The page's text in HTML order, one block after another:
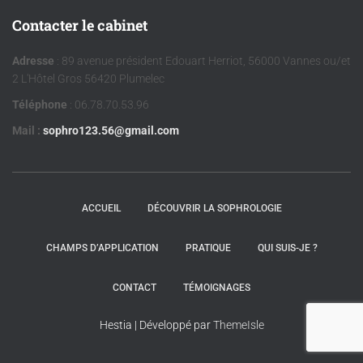
Contacter le cabinet
Adresse : 89 avenue président Edouart Herriot, 56000 Vannes ou/et
2 L'Hôtel Gros 56420 Plumelec
Téléphone : 06.78.70.53.96
Mail : sophro123.56@gmail.com
ACCUEIL DÉCOUVRIR LA SOPHROLOGIE
CHAMPS D’APPLICATION PRATIQUE QUI SUIS-JE ?
CONTACT TÉMOIGNAGES
Hestia | Développé parThemeIsle